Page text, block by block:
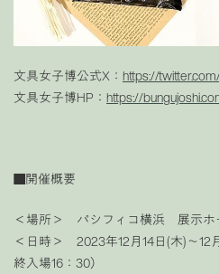
文具女子博公式X： https://
文具女子博HP： https://
■開催概要
＜場所＞ パシフィコ横浜 展示ホ
＜日時＞ 2023年12月14日(木)～12
終入場16：30）